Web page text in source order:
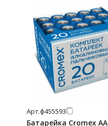
Арт.ф455593
Батарейка Cromex АА